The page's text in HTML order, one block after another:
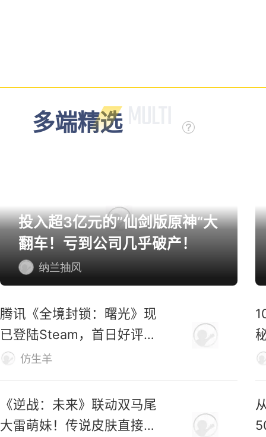
多端精选
投入超3亿元的”仙剑版原神“大
翻车！亏到公司几乎破产！
纳兰抽风
腾讯《全境封锁：曙光》现
已登陆Steam，首日好评率
仅31%仿生羊
《逆战：未来》联动双马尾
大雷萌妹！传说皮肤直接免